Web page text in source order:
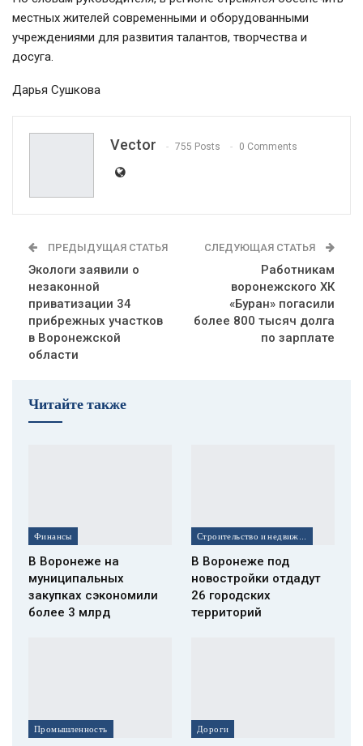
местных жителей современными и оборудованными
учреждениями для развития талантов, творчества и
досуга.
Дарья Сушкова
Vector 755 Posts 0 Comments
ПРЕДЫДУЩАЯ СТАТЬЯ
Экологи заявили о
незаконной
приватизации 34
прибрежных участков
в Воронежской
области
СЛЕДУЮЩАЯ СТАТЬЯ
Работникам
воронежского ХК
«Буран» погасили
более 800 тысяч долга
по зарплате
Читайте также
Финансы
В Воронеже на
муниципальных
закупках сэкономили
более 3 млрд
В Воронеже под
новостройки отдадут
26 городских
территорий
Промышленность Дороги